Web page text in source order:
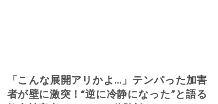
「こんな展開アリかよ…」テンパった加害
者が壁に激突！“逆に冷静になった”と語る